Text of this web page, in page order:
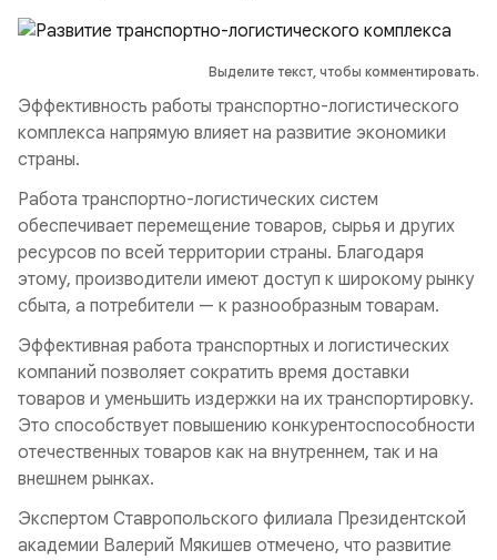
Выделите текст, чтобы комментировать.
Эффективность работы транспортно-логистического
комплекса напрямую влияет на развитие экономики
страны.
Работа транспортно-логистических систем
обеспечивает перемещение товаров, сырья и других
ресурсов по всей территории страны. Благодаря
этому, производители имеют доступ к широкому рынку
сбыта, а потребители — к разнообразным товарам.
Эффективная работа транспортных и логистических
компаний позволяет сократить время доставки
товаров и уменьшить издержки на их транспортировку.
Это способствует повышению конкурентоспособности
отечественных товаров как на внутреннем, так и на
внешнем рынках.
Экспертом Ставропольского филиала Президентской
академии Валерий Мякишев отмечено, что развитие